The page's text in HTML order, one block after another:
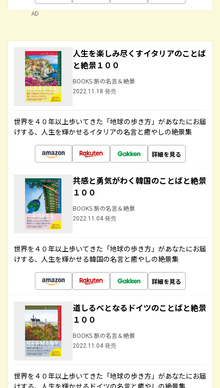
AD
人生を楽しみ尽くすイタリアのことば
と絶景１００
BOOKS 旅の名言＆絶景
2022.11.18 発売
世界を４０年以上歩いてきた「地球の歩き方」があなたにお届
けする、人生を輝かせるイタリアの名言と癒やしの絶景集
詳細を見る
共感と勇気がわく韓国のことばと絶景
１００
BOOKS 旅の名言＆絶景
2022.11.04 発売
世界を４０年以上歩いてきた「地球の歩き方」があなたにお届
けする、人生を輝かせる韓国の名言と癒やしの絶景集
詳細を見る
道しるべとなるドイツのことばと絶景
１００
BOOKS 旅の名言＆絶景
2022.11.04 発売
世界を４０年以上歩いてきた「地球の歩き方」があなたにお届
けする、人生を輝かせるドイツの名言と癒やしの絶景集